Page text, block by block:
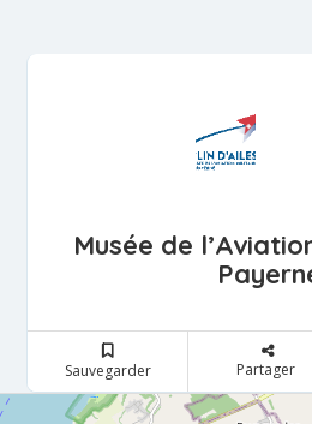
Musée de
Sauvegarder Partager